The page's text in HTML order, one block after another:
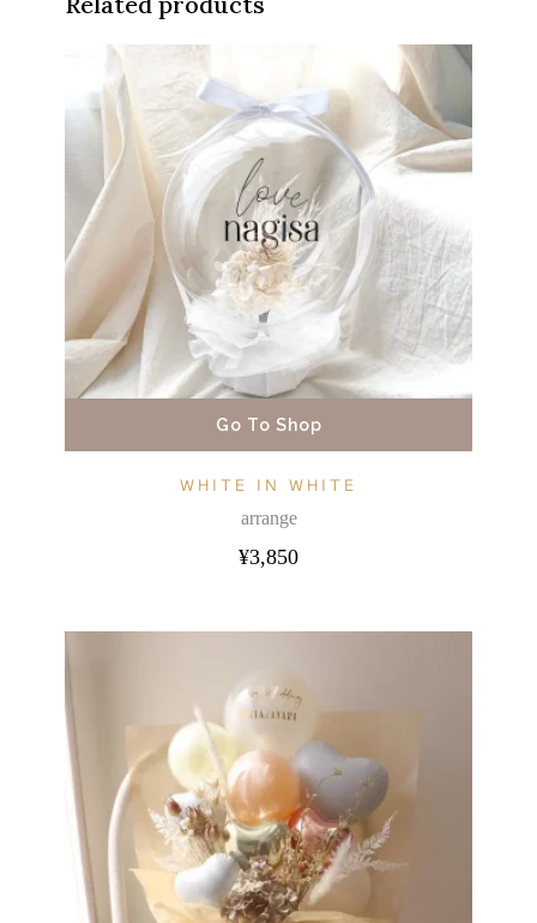
Go To Shop
WHITE IN WHITE
arrange
¥3,850